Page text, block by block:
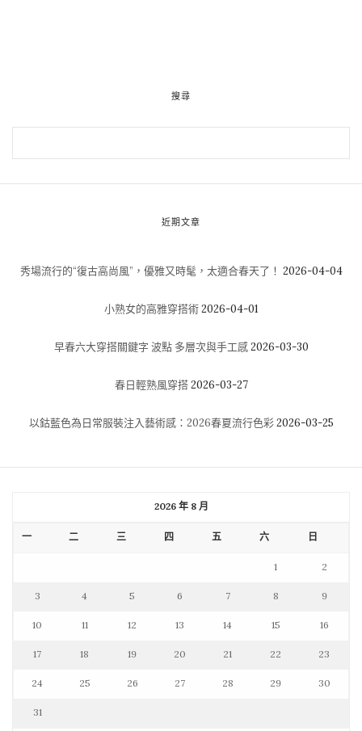
搜尋
近期文章
秀場流行的“復古高尚風”，優雅又時髦，太適合春天了！ 2026-04-04
小熟女的高雅穿搭術 2026-04-01
早春六大穿搭關鍵字 波點 多層次與手工感 2026-03-30
春日輕熟風穿搭 2026-03-27
以鈷藍色為日常服裝注入藝術感：2026春夏流行色彩 2026-03-25
2026 年 8 月
一 二 三 四 五 六 日
1 2
3 4 5 6 7 8 9
10 11 12 13 14 15 16
17 18 19 20 21 22 23
24 25 26 27 28 29 30
31